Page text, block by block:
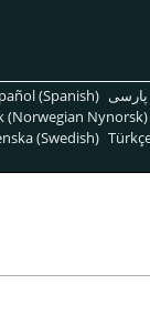
(Spanish)
(Norwegian Nynorsk)
(Swedish)